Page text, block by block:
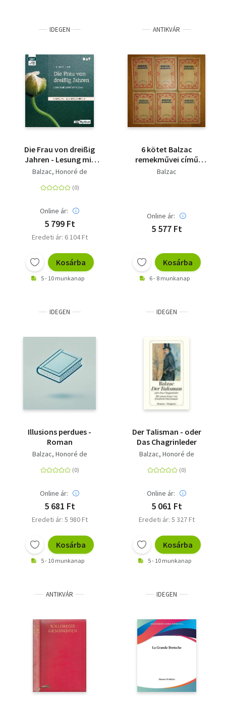
IDEGEN
Die Frau von dreißig
Jahren - Lesung mit
Cornelia Froboess
Balzac, Honoré de
Online ár:
5 799 Ft
Eredeti ár: 6 104 Ft
Kosárba
5 - 10 munkanap
ANTIKVÁR
6 kötet Balzac
remekművei című
sorozatból:
Balzac
Online ár:
5 577 Ft
Kosárba
6 - 8 munkanap
IDEGEN
Illusions perdues -
Roman
Balzac, Honoré de
Online ár:
5 681 Ft
Eredeti ár: 5 980 Ft
Kosárba
5 - 10 munkanap
IDEGEN
Der Talisman - oder
Das Chagrinleder
Balzac, Honoré de
Online ár:
5 061 Ft
Eredeti ár: 5 327 Ft
Kosárba
5 - 10 munkanap
ANTIKVÁR IDEGEN